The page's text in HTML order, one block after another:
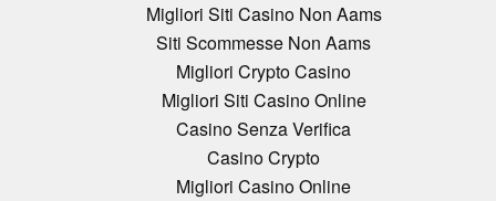
Migliori Siti Casino Non Aams
Siti Scommesse Non Aams
Migliori Crypto Casino
Migliori Siti Casino Online
Casino Senza Verifica
Casino Crypto
Migliori Casino Online